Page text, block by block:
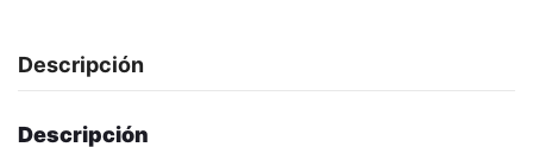
Descripción
Descripción